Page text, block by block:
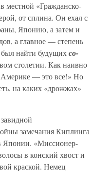
местной «Гражданско-
от сплина. Он ехал с
Японию, а затем и
а главное — степень
найти будущихсо-
столетии. Как наивно
Америке — это все!» Но
на каких «дрожжах»
замечания Киплинга
Японии. «Миссионер-
в конский хвост и
краской. Немец